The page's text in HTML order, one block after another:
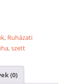
, Ruházati
,szett
(0)